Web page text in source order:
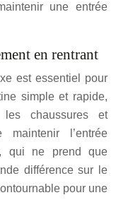
une entrée
en rentrant
est essentiel pour
simple et rapide,
chaussures et
l’entrée
qui ne prend que
différence sur le
pour une